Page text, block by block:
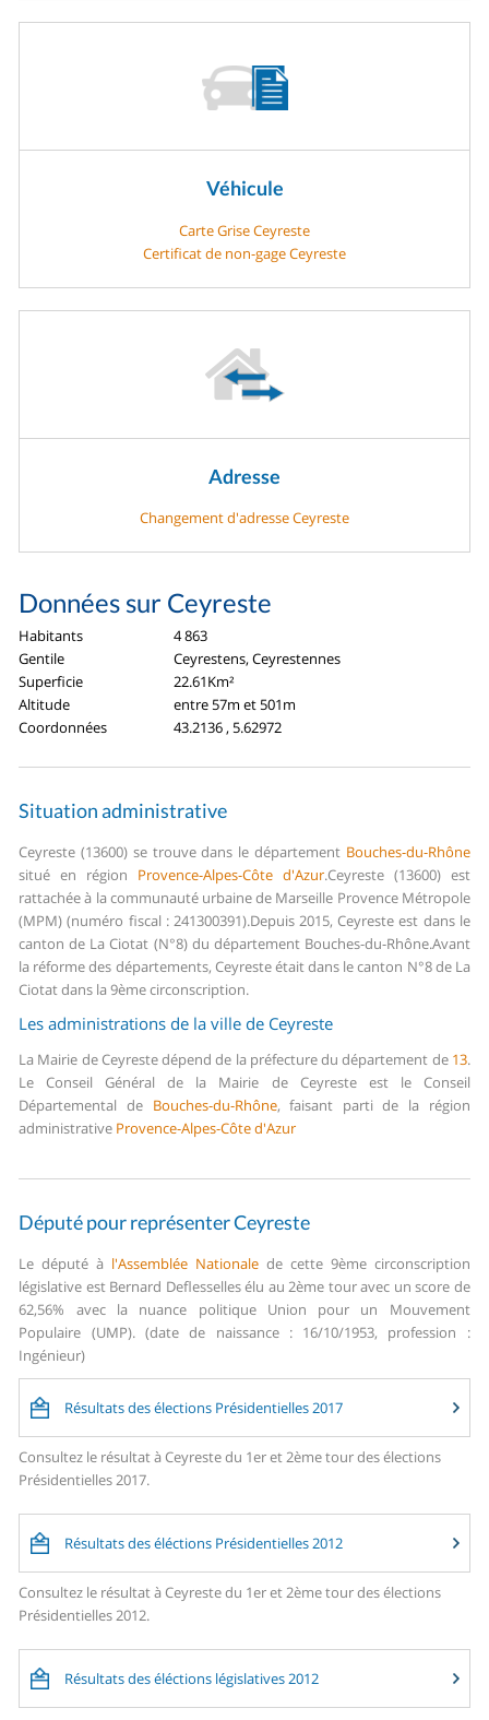
Véhicule
Carte Grise Ceyreste
Certificat de non-gage Ceyreste
Adresse
Changement d'adresse Ceyreste
Données sur Ceyreste
Habitants
4 863
Gentile
Ceyrestens, Ceyrestennes
Superficie
22.61Km²
Altitude
entre 57m et 501m
Coordonnées
43.2136 , 5.62972
Situation administrative
Ceyreste (13600) se trouve dans le département Bouches-du-Rhône
situé en région Provence-Alpes-Côte d'Azur.Ceyreste (13600) est
rattachée à la communauté urbaine de Marseille Provence Métropole
(MPM) (numéro fiscal : 241300391).Depuis 2015, Ceyreste est dans le
canton de La Ciotat (N°8) du département Bouches-du-Rhône.Avant
la réforme des départements, Ceyreste était dans le canton N°8 de La
Ciotat dans la 9ème circonscription.
Les administrations de la ville de Ceyreste
La Mairie de Ceyreste dépend de la préfecture du département de 13.
Le Conseil Général de la Mairie de Ceyreste est le Conseil
Départemental de Bouches-du-Rhône, faisant parti de la région
administrative Provence-Alpes-Côte d'Azur
Député pour représenter Ceyreste
Le député à l'Assemblée Nationale de cette 9ème circonscription
législative est Bernard Deflesselles élu au 2ème tour avec un score de
62,56% avec la nuance politique Union pour un Mouvement
Populaire (UMP). (date de naissance : 16/10/1953, profession :
Ingénieur)
Résultats des élections Présidentielles 2017
Consultez le résultat à Ceyreste du 1er et 2ème tour des élections
Présidentielles 2017.
Résultats des éléctions Présidentielles 2012
Consultez le résultat à Ceyreste du 1er et 2ème tour des élections
Présidentielles 2012.
Résultats des éléctions législatives 2012